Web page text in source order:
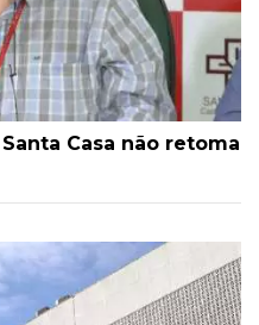
Casa não retoma